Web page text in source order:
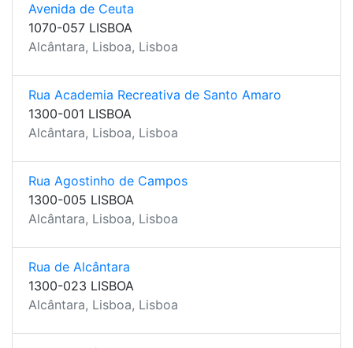
Avenida de Ceuta
1070-057 LISBOA
Alcântara, Lisboa, Lisboa
Rua Academia Recreativa de Santo Amaro
1300-001 LISBOA
Alcântara, Lisboa, Lisboa
Rua Agostinho de Campos
1300-005 LISBOA
Alcântara, Lisboa, Lisboa
Rua de Alcântara
1300-023 LISBOA
Alcântara, Lisboa, Lisboa